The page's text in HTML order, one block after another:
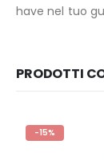
have nel tuo
PRODOTTI